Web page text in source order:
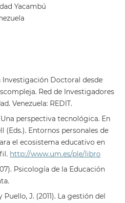
Yacambú
Investigación Doctoral desde
Red de Investigadores
Venezuela: REDIT.
Una perspectiva tecnológica. En
(Eds.). Entornos personales de
el ecosistema educativo en
http://www.um.es/ple/libro
Psicología de la Educación
Puello, J. (2011). La gestión del